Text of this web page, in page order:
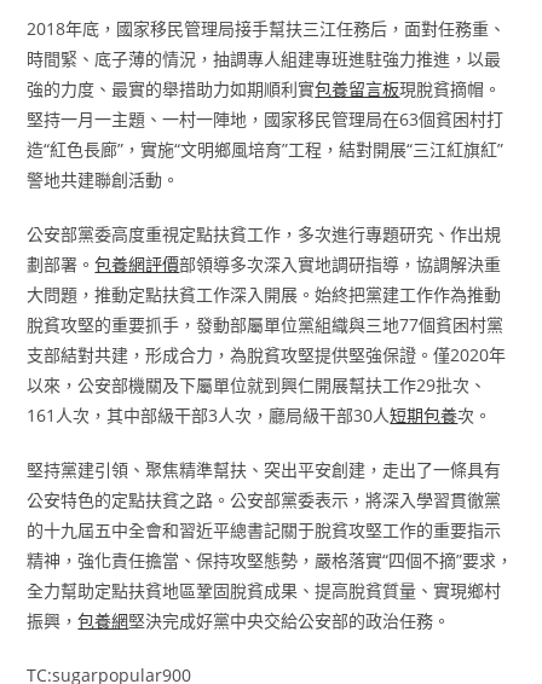
2018年底，國家移民管理局接手幫扶三江任務后，面對任務重、
時間緊、底子薄的情況，抽調專人組建專班進駐強力推進，以最
強的力度、最實的舉措助力如期順利實包養留言板現脫貧摘帽。
堅持一月一主題、一村一陣地，國家移民管理局在63個貧困村打
造“紅色長廊”，實施“文明鄉風培育”工程，結對開展“三江紅旗紅”
警地共建聯創活動。
公安部黨委高度重視定點扶貧工作，多次進行專題研究、作出規
劃部署。包養網評價部領導多次深入實地調研指導，協調解決重
大問題，推動定點扶貧工作深入開展。始終把黨建工作作為推動
脫貧攻堅的重要抓手，發動部屬單位黨組織與三地77個貧困村黨
支部結對共建，形成合力，為脫貧攻堅提供堅強保證。僅2020年
以來，公安部機關及下屬單位就到興仁開展幫扶工作29批次、
161人次，其中部級干部3人次，廳局級干部30人短期包養次。
堅持黨建引領、聚焦精準幫扶、突出平安創建，走出了一條具有
公安特色的定點扶貧之路。公安部黨委表示，將深入學習貫徹黨
的十九屆五中全會和習近平總書記關于脫貧攻堅工作的重要指示
精神，強化責任擔當、保持攻堅態勢，嚴格落實“四個不摘”要求，
全力幫助定點扶貧地區鞏固脫貧成果、提高脫貧質量、實現鄉村
振興，包養網堅決完成好黨中央交給公安部的政治任務。
TC:sugarpopular900